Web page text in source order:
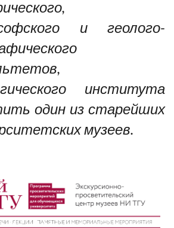
и геолого-
института
один из старейших
музеев.